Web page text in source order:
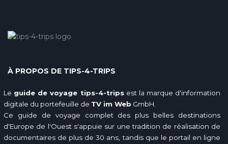
À PROPOS DE TIPS-4-TRIPS
Le guide de voyage tips-4-tripsest la marque d'information
digitale du portefeuille de TV im Web GmbH.
Ce guide de voyage complet des plus belles destinations
d'Europe de l'Ouest s'appuie sur une tradition de réalisation de
documentaires de plus de 30 ans, tandis que le portail en ligne